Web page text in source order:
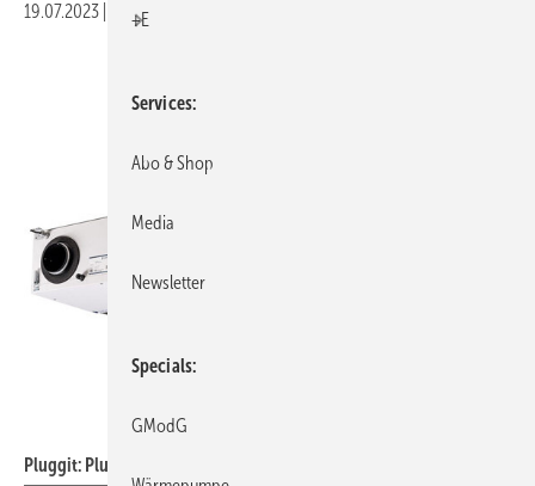
19.07.2023 Druckvorschau
Pluggit: PluggEasy-Wohnraumlüftungsgeräte.
+E
Services
Abo & Shop
Media
Newsletter
Specials
GModG